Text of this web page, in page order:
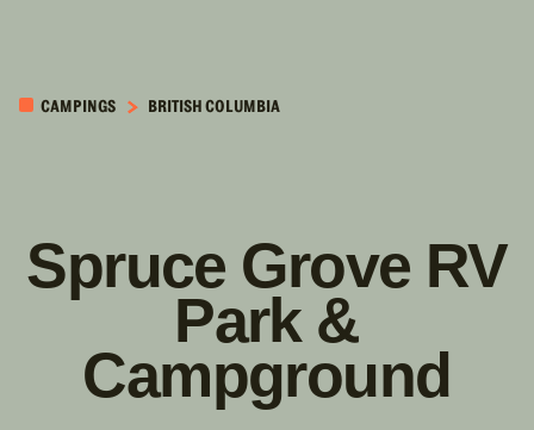
CONTENUCAMPINGS BRITISH COLUMBIA
Spruce Grove RV
Park &
Campground